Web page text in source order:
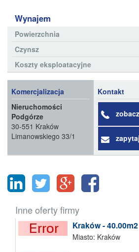
Wynajem
Powierzchnia
Czynsz
Koszty eksploatacyjne
Komercjalizacja
Nieruchomości
Podgórze
30-551 Kraków
Limanowskiego 33/1
Kontakt
Inne oferty firmy
Kraków - 40.00m2
Miasto: Kraków